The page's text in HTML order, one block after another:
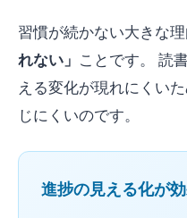
習慣が続かない大きな理
れない」 ことです。 読
える変化が現れにくい
じにくいのです。
進捗の見える化が